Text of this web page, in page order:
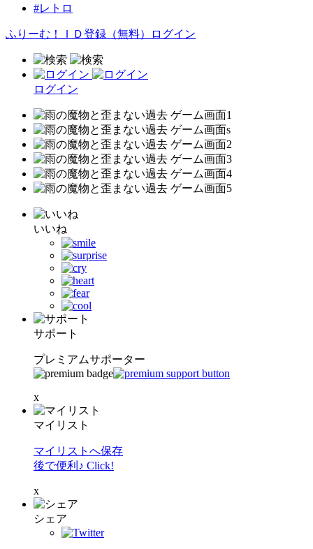
#レトロ
ふりーむ！ＩＤ登録（無料） ログイン
ログイン
いいね
サポート
プレミアムサポーター
x
マイリスト
マイリストへ保存
後で便利♪ Click!
x
シェア